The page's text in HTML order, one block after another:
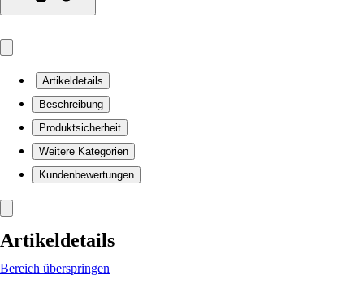
Artikeldetails
Beschreibung
Produktsicherheit
Weitere Kategorien
Kundenbewertungen
Artikeldetails
Bereich überspringen